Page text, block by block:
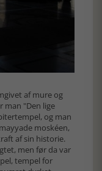
af mure og
man "Den lige
og man
moskéen,
af sin historie.
men før da var
tempel for